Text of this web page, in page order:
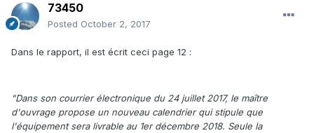
73450
Posted October 2, 2017
Dans le rapport, il est écrit ceci page 12 :
"Dans son courrier électronique du 24 juillet 2017, le maître
d'ouvrage propose un nouveau calendrier qui stipule que
l'équipement sera livrable au 1er décembre 2018. Seule la